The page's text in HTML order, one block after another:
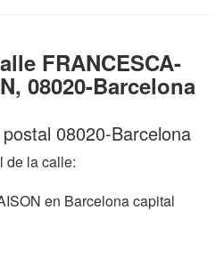
FRANCESCA-
08020-Barcelona
08020-Barcelona
de la calle:
en Barcelona capital